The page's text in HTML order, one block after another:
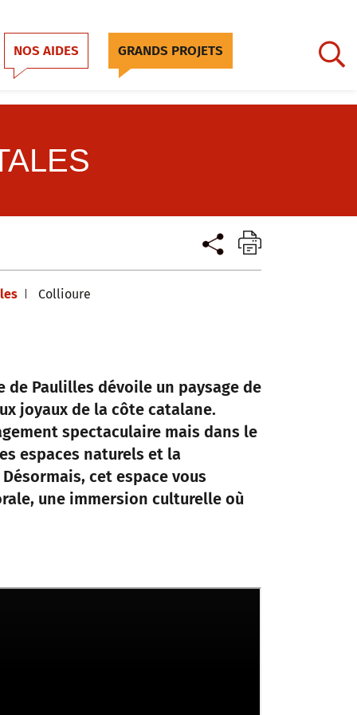
NOS AIDES GRANDS PROJETS
Collioure
de Paulilles dévoile un paysage de
joyaux de la côte catalane.
spectaculaire mais dans le
espaces naturels et la
cet espace vous
une immersion culturelle où